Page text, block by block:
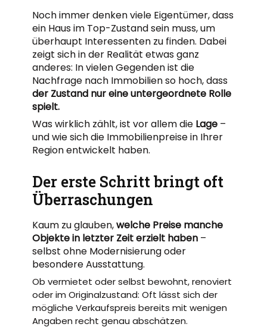
Noch immer denken viele Eigentümer, dass
ein Haus im Top-Zustand sein muss, um
überhaupt Interessenten zu finden. Dabei
zeigt sich in der Realität etwas ganz
anderes: In vielen Gegenden ist die
Nachfrage nach Immobilien so hoch, dass
der Zustand nur eine untergeordnete Rolle
spielt.
Was wirklich zählt, ist vor allem die Lage –
und wie sich die Immobilienpreise in Ihrer
Region entwickelt haben.
Der erste Schritt bringt oft
Überraschungen
Kaum zu glauben,welche Preise manche
Objekte in letzter Zeit erzielt haben–
selbst ohne Modernisierung oder
besondere Ausstattung.
Ob vermietet oder selbst bewohnt, renoviert
oder im Originalzustand: Oft lässt sich der
mögliche Verkaufspreis bereits mit wenigen
Angaben recht genau abschätzen.